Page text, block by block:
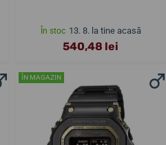
În stoc 13. 8. la tine acasă
540,48 lei
ÎN MAGAZIN